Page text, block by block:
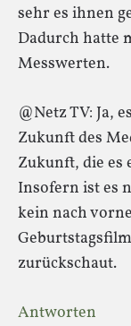
sehr es ihnen
Dadurch hatte
Messwerten.
@Netz TV: Ja,
Zukunft des
Zukunft, die es
Insofern ist es
kein nach
zurückschaut.
Antworten